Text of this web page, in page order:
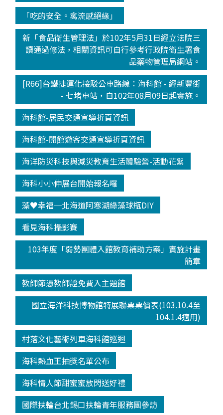
「吃的安全。禽流感絕緣」
新「食品衛生管理法」於102年5月31日經立法院三
讀通過修法，相關資訊可自行參考行政院衛生署食
品藥物管理局網站。
[R66]台鐵捷運化接駁公車路線：海科館 - 經新豐街
- 七堵車站，自102年08月09日起實施。
海科館-居民交通宣導折頁資訊
海科館-開館遊客交通宣導折頁資訊
海洋防災科技與減災教育生活體驗營-活動花絮
海科小小伸展台開始報名囉
藻♥幸福─北海道阿寒湖綠藻球瓶DIY
看見海科攝影賽
103年度「弱勢團體入館教育補助方案」實施計畫
簡章
教師節憑教師證免費入主題館
國立海洋科技博物館特展聯票票價表(103.10.4至
104.1.4適用)
村落文化藝術列車海科館巡迴
海科熱血王抽獎名單公布
海科情人節甜蜜蜜放閃送好禮
國際扶輪台北錫口扶輪青年服務團參訪